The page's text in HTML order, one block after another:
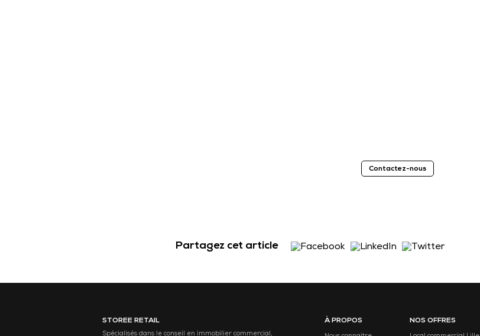
Contactez-nous
Partagez cet article
STOREE RETAIL
Spécialisés dans le conseil en immobilier commercial,
À PROPOS NOS OFFRES